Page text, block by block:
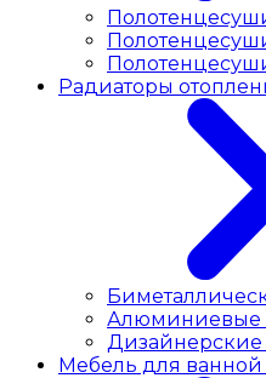
Радиаторы
Алюминиевые
Дизайнерские
Мебель для ванной